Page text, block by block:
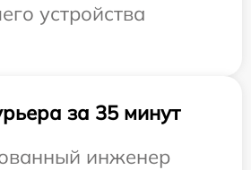
устройства
за 35 минут
инженер